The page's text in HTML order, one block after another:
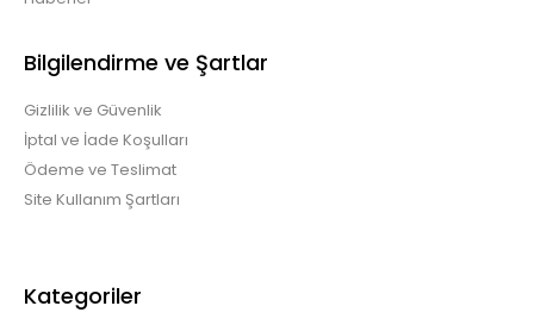
Konica Minolta C210 Katun Muadil Drum Kit
Bilgilendirme ve Şartlar
Gizlilik ve Güvenlik
İptal ve İade Koşulları
Ödeme ve Teslimat
Site Kullanım Şartları
Kategoriler